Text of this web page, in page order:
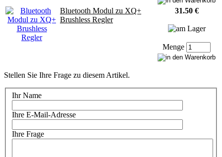
Bluetooth Modul zu XQ+
Brushless Regler
31.50 €
Menge
Stellen Sie Ihre Frage zu diesem Artikel.
Ihr Name
Ihre E-Mail-Adresse
Ihre Frage